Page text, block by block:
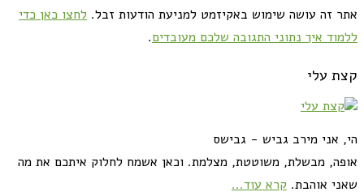
אתר זה עושה שימוש באקיזמט למניעת הודעות זבל. לחצו כאן כדי
ללמוד איך נתוני התגובה שלכם מעובדים.
קצת עלי
הי, אני מירב גביש - גבישס
אופה, מבשלת, משוטטת, מצלמת. וכאן אשמח לחלוק איתכם את מה
שאני אוהבת. קרא עוד...